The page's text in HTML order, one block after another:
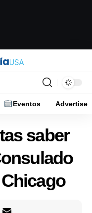
Eventos Advertise
saber